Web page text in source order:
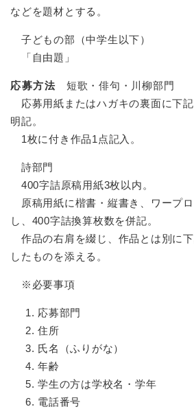
などを題材とする。
子どもの部（中学生以下）
「自由題」
応募方法 短歌・俳句・川柳部門
応募用紙またはハガキの裏面に下
明記。
1枚に付き作品1点記入。
詩部門
400字詰原稿用紙3枚以内。
原稿用紙に楷書・縦書き、ワープ
し、400字詰換算枚数を併記。
作品の右肩を綴じ、作品とは別に
したものを添える。
※必要事項
応募部門
住所
氏名（ふりがな）
年齢
学生の方は学校名・学年
電話番号